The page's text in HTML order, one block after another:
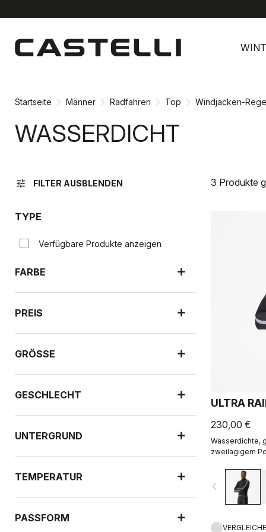
Inhalt
springen
Navigation
springen
Startseite Männer Radfahren Top Windjacken-
WASSERDICHT
tune FILTER AUSBLENDEN 3 Produkte
TYPE
Verfügbare Produkte anzeigen
FARBE
PREIS
GRÖSSE
GESCHLECHT
UNTERGRUND
TEMPERATUR
PASSFORM
ULTRA
230,00 €
Wasserdichte,
zweilagigem
Kombination
Technologie
dem Trikot
flattern, und
navigate_before